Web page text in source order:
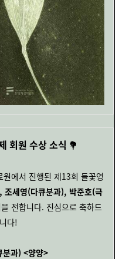
회원 수상 소식 💐
에서 진행된 제13회 들꽃영
조세영(다큐분과), 박준호(극
전합니다. 진심으로 축하드
다!
분과) <양양>